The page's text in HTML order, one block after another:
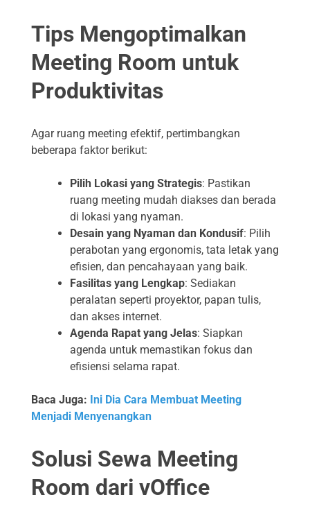
Tips Mengoptimalkan
Meeting Room untuk
Produktivitas
Agar ruang meeting efektif, pertimbangkan
beberapa faktor berikut:
Pilih Lokasi yang Strategis: Pastikan
ruang meeting mudah diakses dan berada
di lokasi yang nyaman.
Desain yang Nyaman dan Kondusif: Pilih
perabotan yang ergonomis, tata letak yang
efisien, dan pencahayaan yang baik.
Fasilitas yang Lengkap: Sediakan
peralatan seperti proyektor, papan tulis,
dan akses internet.
Agenda Rapat yang Jelas: Siapkan
agenda untuk memastikan fokus dan
efisiensi selama rapat.
Baca Juga: Ini Dia Cara Membuat Meeting
Menjadi Menyenangkan
Solusi Sewa Meeting
Room dari vOffice